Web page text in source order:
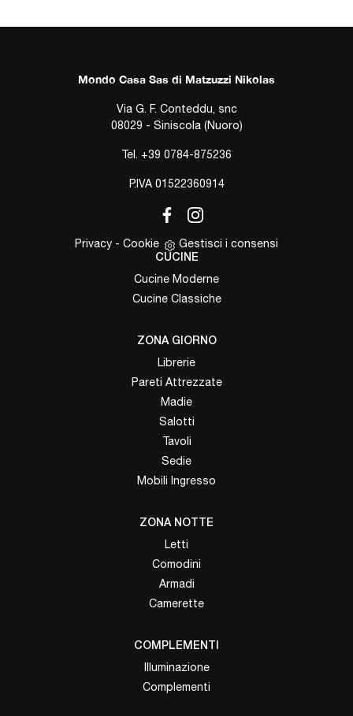
Mondo Casa Sas di Matzuzzi Nikolas
Via G. F. Conteddu, snc
08029 - Siniscola (Nuoro)
Tel. +39 0784-875236
P.IVA 01522360914
Privacy - Cookie Gestisci i consensi
CUCINE
Cucine Moderne
Cucine Classiche
ZONA GIORNO
Librerie
Pareti Attrezzate
Madie
Salotti
Tavoli
Sedie
Mobili Ingresso
ZONA NOTTE
Letti
Comodini
Armadi
Camerette
COMPLEMENTI
Illuminazione
Complementi